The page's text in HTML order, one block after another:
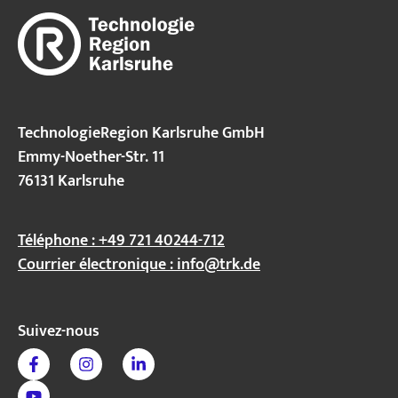
avec sa compétence
matière de
développement
TechnologieRegion Karlsruhe GmbH
Emmy-Noether-Str. 11
76131 Karlsruhe
Téléphone : +49 721 40244-712
Courrier électronique :info@trk.de
Suivez-nous